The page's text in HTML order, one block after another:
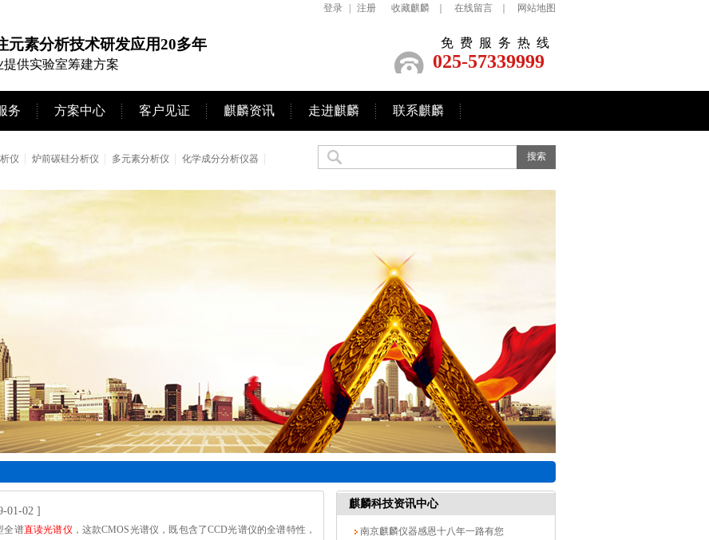
登录 注册 收藏麒麟 在线留言 网站地图
元素分析技术研发应用20多年
提供实验室筹建方案
免费服务热线
025-57339999
务 方案中心 客户见证 麒麟资讯 走进麒麟 联系麒麟
仪 炉前碳硅分析仪 多元素分析仪 化学成分分析仪器
01-02 ]
全谱直读光谱仪 ，这款CMOS光谱仪，既包含了CCD光谱仪的全谱特性，
麒麟科技资讯中心
南京麒麟仪器感恩十八年一路有您